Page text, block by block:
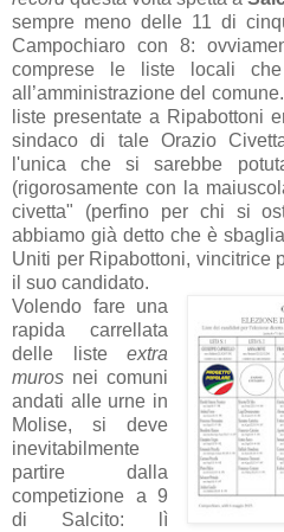
sempre meno delle 11 di
Campochiaro con 8:
comprese le liste locali
all’amministrazione del
liste presentate a Ripabottoni
sindaco di tale Orazio
l'unica che si sarebbe
(rigorosamente con la
civetta" (perfino per chi si
abbiamo già detto che è
Uniti per Ripabottoni, vincitrice
il suo candidato.
Volendo fare una
rapida carrellata
delle listeextra
muros nei comuni
andati alle urne in
Molise, si deve
inevitabilmente
partire dalla
competizione a 9
di Salcito: lì